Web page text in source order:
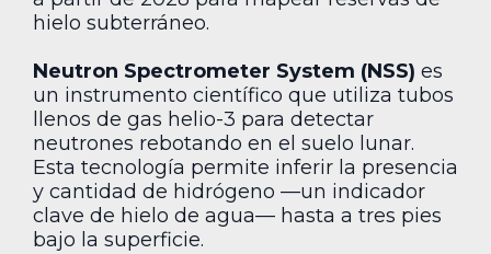
hielo subterráneo.
Neutron Spectrometer System (NSS) es
un instrumento científico que utiliza tubos
llenos de gas helio-3 para detectar
neutrones rebotando en el suelo lunar.
Esta tecnología permite inferir la presencia
y cantidad de hidrógeno —un indicador
clave de hielo de agua— hasta a tres pies
bajo la superficie.